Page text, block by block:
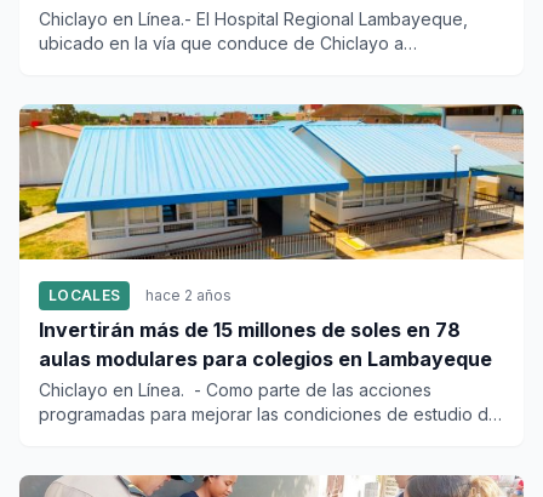
Chiclayo en Línea.- El Hospital Regional Lambayeque,
ubicado en la vía que conduce de Chiclayo a
LOCALES hace 2 años
Invertirán más de 15 millones de soles en 78
aulas modulares para colegios en Lambayeque
Chiclayo en Línea. - Como parte de las acciones
programadas para mejorar las condiciones de estudio de